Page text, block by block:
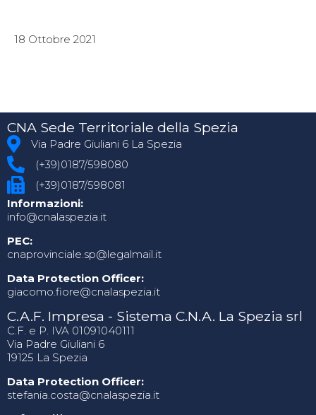
18 Ottobre 2021
CNA Sede Territoriale della Spezia
Via Padre Giuliani 6 La Spezia
(+39)0187/598080
(+39)0187/598081
Informazioni:
info@cnalaspezia.it
PEC:
cnaprovinciale.sp@legalmail.it
Data Protection Officer:
giacomo.fiore@cnalaspezia.it
C.A.F. Impresa - Sistema C.N.A. La Spezia srl
C.F. e P. IVA 01091040111
Via Padre Giuliani 6
19125 La Spezia
Data Protection Officer:
stefania.costa@cnalaspezia.it